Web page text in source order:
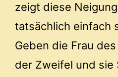
zeigt diese
tatsächlich einfach
Geben die Frau
der Zweifel und sie